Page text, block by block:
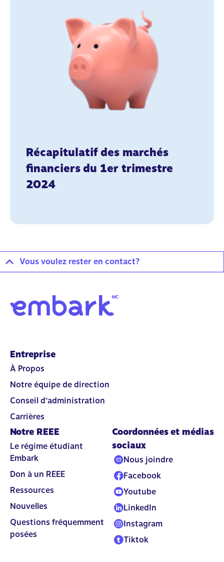
Récapitulatif des marchés
financiers du 1er trimestre
2024
Vous voulez rester en contact?
Entreprise
À Propos
Notre équipe de direction
Conseil d’administration
Carrières
Notre REEE
Le régime étudiant
Embark
Don à un REEE
Ressources
Nouvelles
Questions fréquemment
posées
Coordonnées et médias
sociaux
Nous joindre
Facebook
Youtube
LinkedIn
Instagram
Tiktok